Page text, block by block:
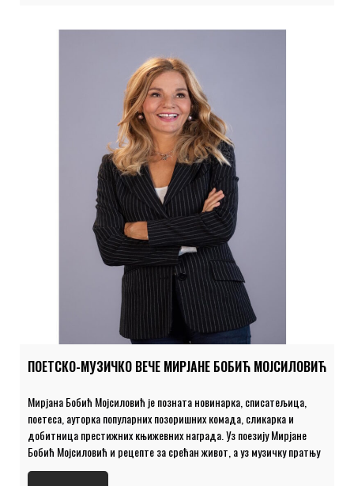
ПОЕТСКО-МУЗИЧКО ВЕЧЕ МИРЈАНЕ БОБИЋ МОЈСИЛОВИЋ
Мирјана Бобић Мојсиловић је позната новинарка, списатељица,
поетеса, ауторка популарних позоришних комада, сликарка и
добитница престижних књижевних награда. Уз поезију Мирјане
Бобић Мојсиловић и рецепте за срећан живот, а уз музичку пратњу
Ненада Маринковића на гитари и вокала Лане Шарац, гарантујемо